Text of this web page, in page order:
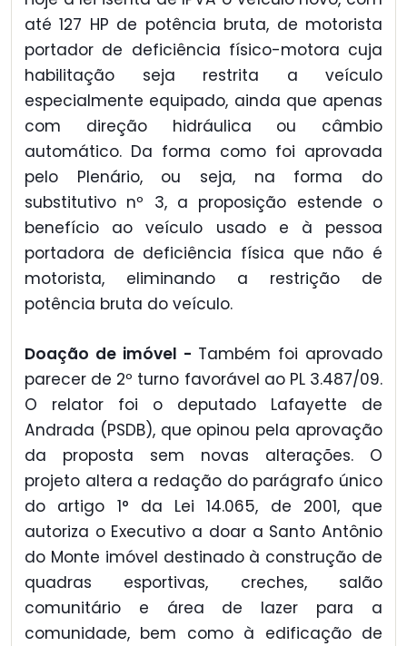
até 127 HP de potência bruta, de motorista
portador de deficiência físico-motora cuja
habilitação seja restrita a veículo
especialmente equipado, ainda que apenas
com direção hidráulica ou câmbio
automático. Da forma como foi aprovada
pelo Plenário, ou seja, na forma do
substitutivo nº 3, a proposição estende o
benefício ao veículo usado e à pessoa
portadora de deficiência física que não é
motorista, eliminando a restrição de
potência bruta do veículo.
Doação de imóvel - Também foi aprovado
parecer de 2º turno favorável ao PL 3.487/09.
O relator foi o deputado Lafayette de
Andrada (PSDB), que opinou pela aprovação
da proposta sem novas alterações. O
projeto altera a redação do parágrafo único
do artigo 1° da Lei 14.065, de 2001, que
autoriza o Executivo a doar a Santo Antônio
do Monte imóvel destinado à construção de
quadras esportivas, creches, salão
comunitário e área de lazer para a
comunidade, bem como à edificação de